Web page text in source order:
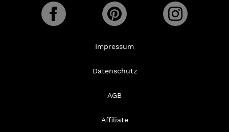
Impressum
Datenschutz
AGB
Affiliate